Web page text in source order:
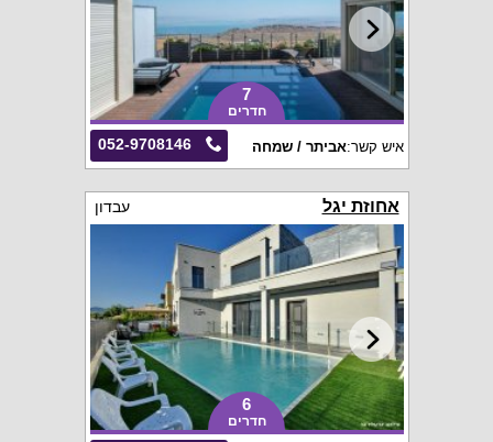
7
חדרים
052-9708146 איש קשר:אביתר / שמחה
אחוזת יגל עבדון
6
חדרים